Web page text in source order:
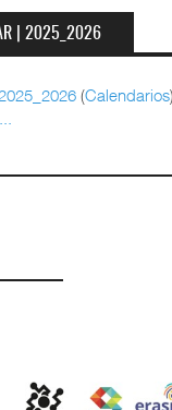
| 2025_2026
(Calendarios)